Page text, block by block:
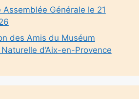
Assemblée Générale le 21
des Amis du Muséum
Naturelle d’Aix-en-Provence